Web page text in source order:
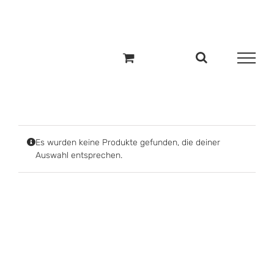
Es wurden keine Produkte gefunden, die deiner
Auswahl entsprechen.